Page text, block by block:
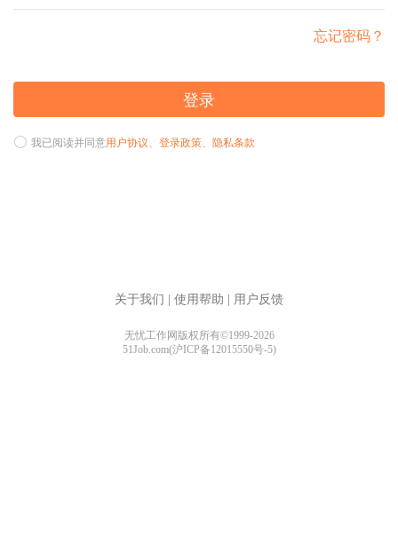
忘记密码？
登录
我已阅读并同意用户协议、 登录政策、 隐私条款
关于我们 使用帮助 用户反馈
无忧工作网版权所有©1999-2026
51Job.com(沪ICP备12015550号-5)